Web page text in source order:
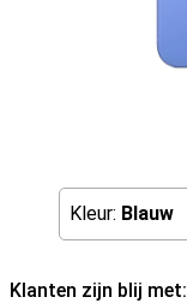
Kleur: Blauw
Klanten zijn blij met: